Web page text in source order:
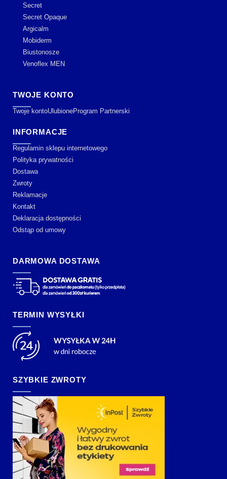
Secret
Secret Opaque
Argicalm
Mobiderm
Biustonosze
Venoflex MEN
TWOJE KONTO
Twoje kontoUlubioneProgram Partnerski
INFORMACJE
Regulamin sklepu internetowego
Polityka prywatności
Dostawa
Zwroty
Reklamacje
Kontakt
Deklaracja dostępności
Odstąp od umowy
DARMOWA DOSTAWA
TERMIN WYSYŁKI
SZYBKIE ZWROTY